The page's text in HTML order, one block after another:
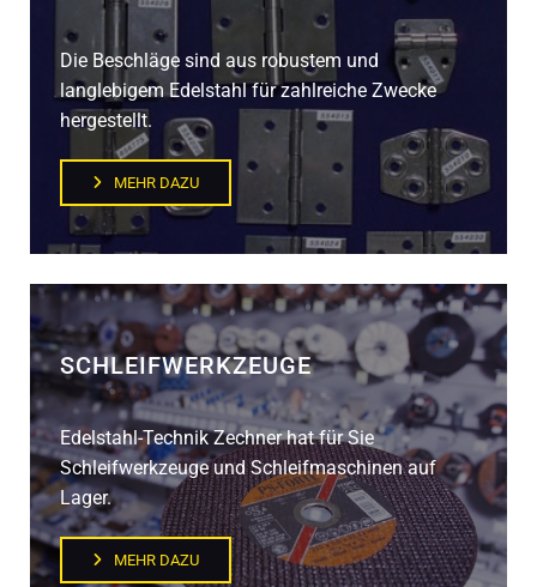
Die Beschläge sind aus robustem und
langlebigem Edelstahl für zahlreiche Zwecke
hergestellt.
MEHR DAZU
SCHLEIFWERKZEUGE
Edelstahl-Technik Zechner hat für Sie
Schleifwerkzeuge und Schleifmaschinen auf
Lager.
MEHR DAZU